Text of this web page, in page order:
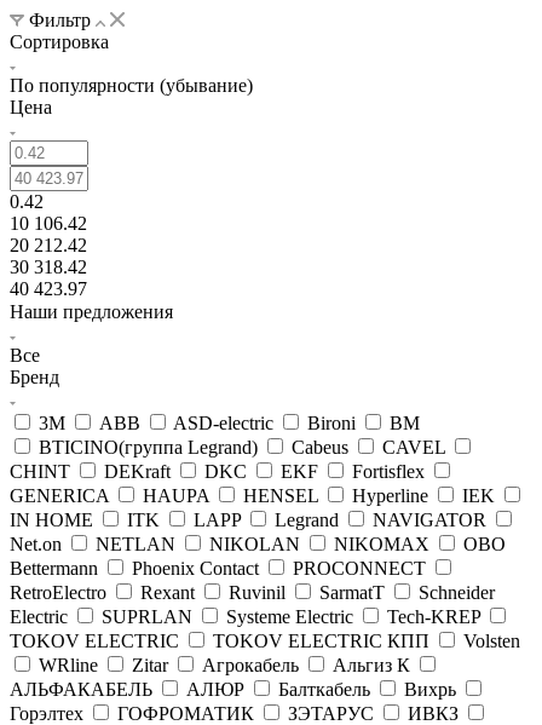
Фильтр
Сортировка
По популярности (убывание)
Цена
0.42
10 106.42
20 212.42
30 318.42
40 423.97
Наши предложения
Все
Бренд
3М ABB ASD-electric Bironi
BM
BTICINO(группа Legrand)
Cabeus
CAVEL
CHINT
DEKraft DKC EKF
Fortisflex
GENERICA
HAUPA HENSEL Hyperline
IEK
IN HOME
ITK LAPP Legrand
NAVIGATOR
Net.on
NETLAN NIKOLAN NIKOMAX
OBO
Bettermann
Phoenix Contact
PROCONNECT
RetroElectro
Rexant Ruvinil SarmatT
Schneider
Electric
SUPRLAN Systeme Electric
Tech-KREP
TOKOV ELECTRIC
TOKOV ELECTRIC КПП
Volsten
WRline
Zitar Агрокабель
Альгиз К
АЛЬФАКАБЕЛЬ
АЛЮР Балткабель
Вихрь
Горэлтех
ГОФРОМАТИК ЗЭТАРУС
ИВКЗ